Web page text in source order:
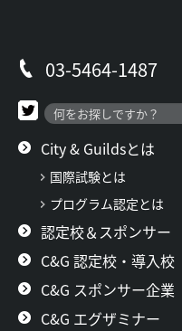
03-5464-1487
City & Guildsとは
国際試験とは
プログラム認定とは
認定校＆スポンサー
C&G 認定校・導入校
C&G スポンサー企業
C&G エグザミナー